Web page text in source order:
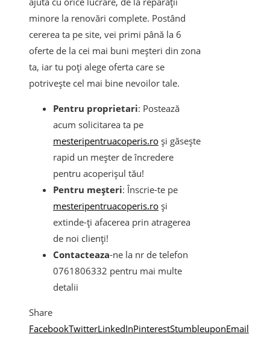
minore la renovări complete. Postând
cererea ta pe site, vei primi până la 6
oferte de la cei mai buni meșteri din zona
ta, iar tu poți alege oferta care se
potrivește cel mai bine nevoilor tale.
Pentru proprietari: Postează
acum solicitarea ta pe
mesteripentruacoperis.ro și găsește
rapid un meșter de încredere
pentru acoperișul tău!
Pentru meșteri: Înscrie-te pe
mesteripentruacoperis.ro și
extinde-ți afacerea prin atragerea
de noi clienți!
Contacteaza-ne la nr de telefon
0761806332 pentru mai multe
detalii
Share
FacebookTwitterLinkedInPinterestStumbleuponEmail